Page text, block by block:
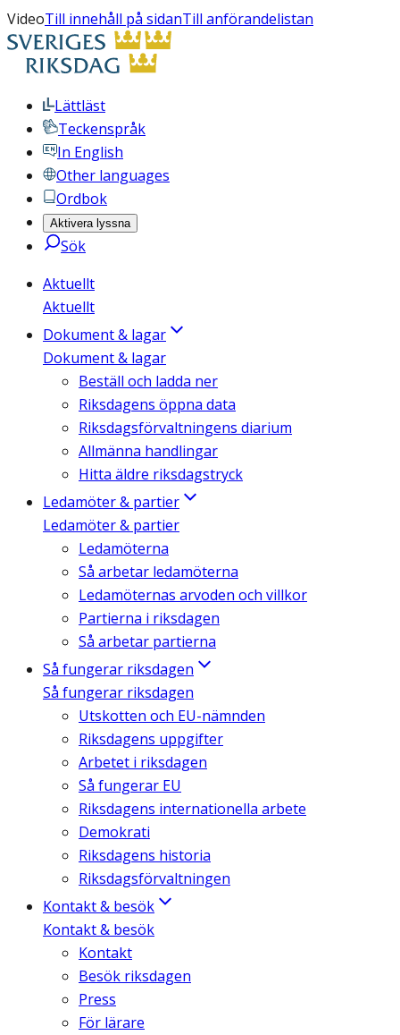
VideoTill innehåll på sidanTill anförandelistan
Lättläst
Teckenspråk
In English
Other languages
Ordbok
Aktivera lyssna
Sök
Aktuellt
Aktuellt
Dokument & lagar
Dokument & lagar
Beställ och ladda ner
Riksdagens öppna data
Riksdagsförvaltningens diarium
Allmänna handlingar
Hitta äldre riksdagstryck
Ledamöter & partier
Ledamöter & partier
Ledamöterna
Så arbetar ledamöterna
Ledamöternas arvoden och villkor
Partierna i riksdagen
Så arbetar partierna
Så fungerar riksdagen
Så fungerar riksdagen
Utskotten och EU-nämnden
Riksdagens uppgifter
Arbetet i riksdagen
Så fungerar EU
Riksdagens internationella arbete
Demokrati
Riksdagens historia
Riksdagsförvaltningen
Kontakt & besök
Kontakt & besök
Kontakt
Besök riksdagen
Press
För lärare